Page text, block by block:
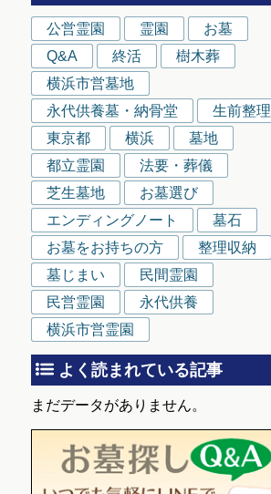
公営霊園 霊園
お墓
Q&A
終活
樹木葬
横浜市営墓地
永代供養墓・納骨堂
生前整理
東京都
横浜
墓地
都立霊園
法要・葬儀
芝生墓地
お墓選び
エンディングノート
墓石
お墓をお持ちの方
整理収納
墓じまい
民間霊園
民営霊園
永代供養
横浜市営霊園
よく読まれている記事
まだデータがありません。